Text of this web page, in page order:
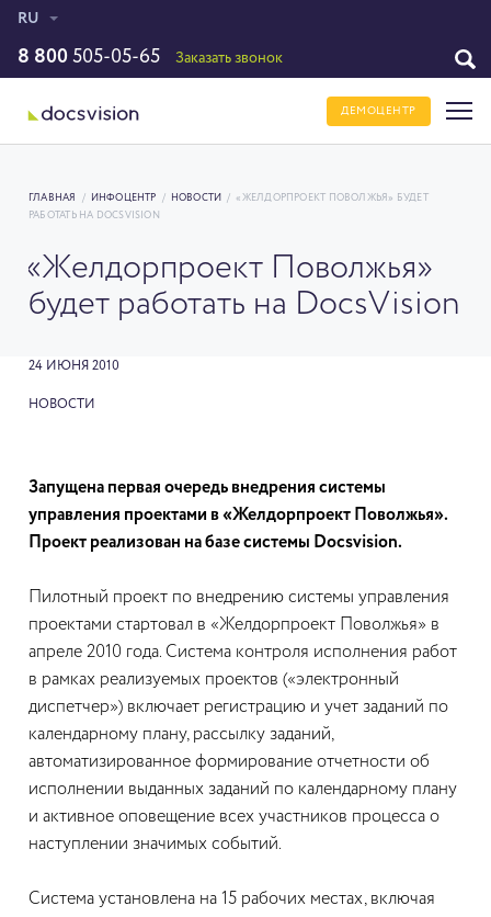
RU
8 800 505-05-65 Заказать звонок
ДЕМОЦЕНТР
ГЛАВНАЯ / ИНФОЦЕНТР / НОВОСТИ /
«ЖЕЛДОРПРОЕКТ ПОВОЛЖЬЯ» БУДЕТ
РАБОТАТЬ НА DOCSVISION
«Желдорпроект Поволжья»
будет работать на DocsVision
24 ИЮНЯ 2010
НОВОСТИ
Запущена первая очередь внедрения системы
управления проектами в «Желдорпроект Поволжья».
Проект реализован на базе системы Docsvision.
Пилотный проект по внедрению системы управления
проектами стартовал в «Желдорпроект Поволжья» в
апреле 2010 года. Система контроля исполнения работ
в рамках реализуемых проектов («электронный
диспетчер») включает регистрацию и учет заданий по
календарному плану, рассылку заданий,
автоматизированное формирование отчетности об
исполнении выданных заданий по календарному плану
и активное оповещение всех участников процесса о
наступлении значимых событий.
Система установлена на 15 рабочих местах, включая